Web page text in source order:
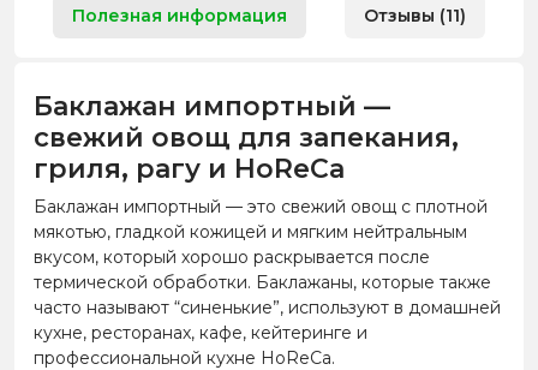
Полезная информация Отзывы (11)
Баклажан импортный —
свежий овощ для запекания,
гриля, рагу и HoReCa
Баклажан импортный — это свежий овощ с плотной
мякотью, гладкой кожицей и мягким нейтральным
вкусом, который хорошо раскрывается после
термической обработки. Баклажаны, которые также
часто называют “синенькие”, используют в домашней
кухне, ресторанах, кафе, кейтеринге и
профессиональной кухне HoReCa.